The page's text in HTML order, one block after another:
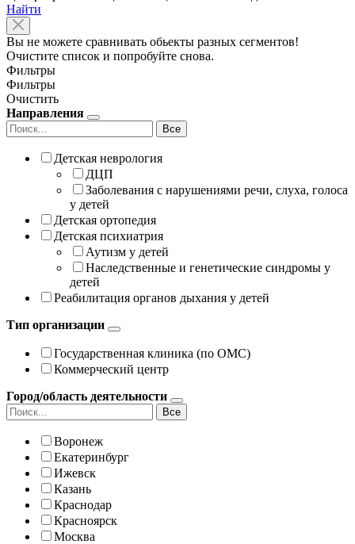
Найти
Вы не можете сравнивать обьекты разных сегментов!
Очистите список и попробуйте снова.
Фильтры
Фильтры
Очистить
Направления
Все
Детская неврология
ДЦП
Заболевания с нарушениями речи, слуха, голоса
у детей
Детская ортопедия
Детская психиатрия
Аутизм у детей
Наследственные и генетические синдромы у
детей
Реабилитация органов дыхания у детей
Тип организации
Государственная клиника (по ОМС)
Коммерческий центр
Город/область деятельности
Все
Воронеж
Екатеринбург
Ижевск
Казань
Краснодар
Красноярск
Москва